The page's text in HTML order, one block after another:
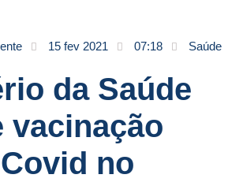
15 fev 2021 07:18 Saúde
da Saúde
vacinação
no